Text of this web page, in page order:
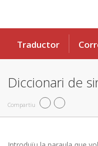
Traductor
Diccionari de
Compartiu